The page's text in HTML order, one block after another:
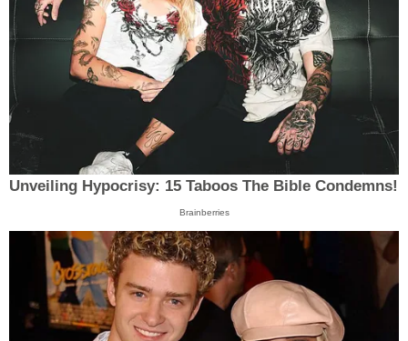
Unveiling Hypocrisy: 15 Taboos The Bible Condemns!
Brainberries